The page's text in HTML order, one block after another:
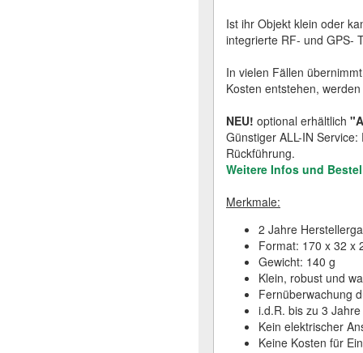
Ist ihr Objekt klein oder
integrierte RF- und GPS-
In vielen Fällen
Kosten entstehen,
NEU! optional erhältlich
Günstiger ALL-IN
Rückführung.
Weitere Infos und
Merkmale:
2 Jahre
Format: 170 x 32 x
Gewicht: 140 g
Klein, robust und
Fernüberwachung
i.d.R. bis zu 3
Kein elektrischer
Keine Kosten für